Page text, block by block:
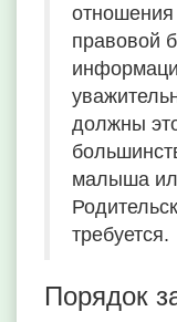
правовой
должны
малыша
требуется.
Порядок